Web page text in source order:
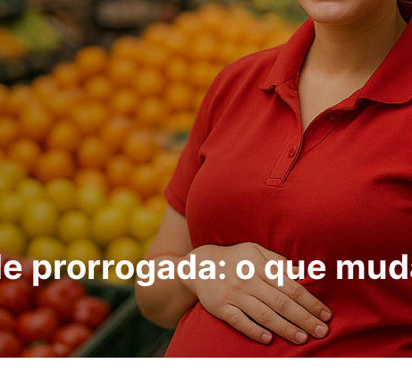
prorrogada: o que